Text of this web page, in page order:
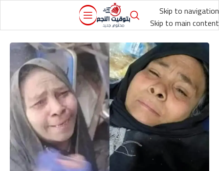
Skip to navigation
Skip to main content